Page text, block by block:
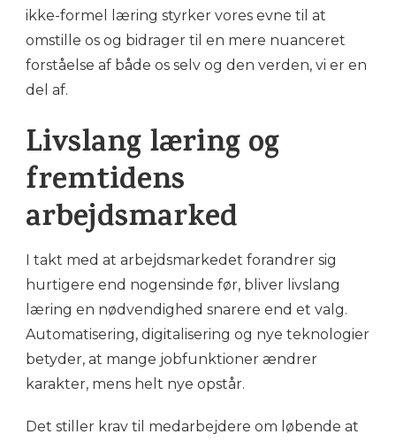
ikke-formel læring styrker vores evne til at
omstille os og bidrager til en mere nuanceret
forståelse af både os selv og den verden, vi er en
del af.
Livslang læring og
fremtidens
arbejdsmarked
I takt med at arbejdsmarkedet forandrer sig
hurtigere end nogensinde før, bliver livslang
læring en nødvendighed snarere end et valg.
Automatisering, digitalisering og nye teknologier
betyder, at mange jobfunktioner ændrer
karakter, mens helt nye opstår.
Det stiller krav til medarbejdere om løbende at